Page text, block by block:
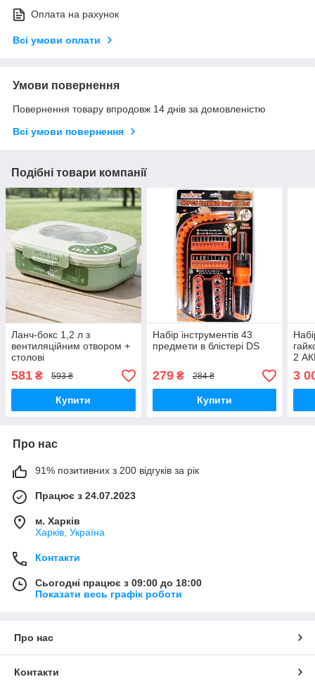
Оплата на рахунок
Всі умови оплати
Умови повернення
Повернення товару впродовж 14 днів за домовленістю
Всі умови повернення
Подібні товари компанії
Ланч-бокс 1,2 л з
вентиляційним отвором +
столові
прилади,Салатовий DS
581 ₴ 593 ₴
Купити
Набір інструментів 43
предмети в блістері DS
279₴ 284 ₴
Купити
2
3
Про нас
91% позитивних з 200 відгуків за рік
Працює з 24.07.2023
м. Харків
Харків, Україна
Контакти
Сьогодні працює з 09:00 до 18:00
Показати весь графік роботи
Про нас
Контакти